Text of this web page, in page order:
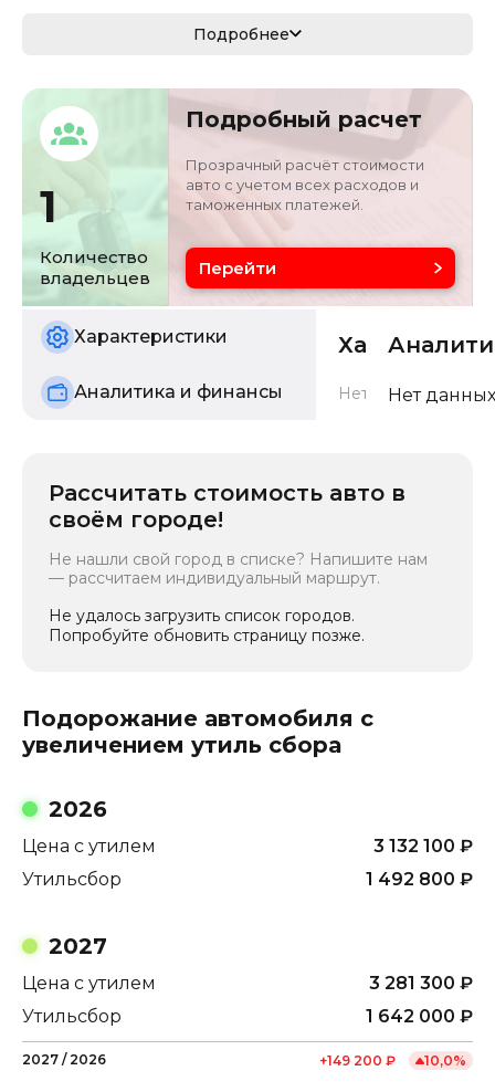
138 кВ
Кузов
кроссовер/
внедорожник
1.5 л
серебристо-серый
Состояние
Подробнее
1
Количество
владельцев
Подробный расчет
Прозрачный расчёт стоимости
авто с учетом всех расходов и
таможенных платежей.
Перейти
Характеристики
Аналитика и финансы Нет данных о
Нет
Рассчитать стоимость авто в
своём городе!
Не нашли свой город в списке? Напишите нам
— рассчитаем индивидуальный маршрут.
Не удалось загрузить список городов.
Попробуйте обновить страницу позже.
Подорожание автомобиля с
увеличением утиль сбора
2026
Цена с утилем 3 132 100 ₽
Утильсбор
1 492 800 ₽
2027
Цена с утилем 3 281 300 ₽
Утильсбор
1 642 000 ₽
2027 / 2026 +149 200 ₽ 10,0%